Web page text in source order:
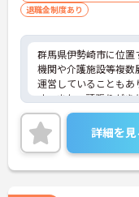
退職金制度あり
群馬県伊勢崎市に位置
機関や介護施設等複
運営していることもあ
す。また、頑張りが
月分の賞与支給実績も
ご興味のある方はお気
詳細を見